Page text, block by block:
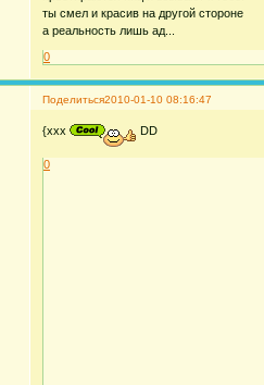
ты смел и красив на другой стороне
а реальность лишь ад...
0
Поделиться2010-01-10 08:16:47
{xxx DD
0